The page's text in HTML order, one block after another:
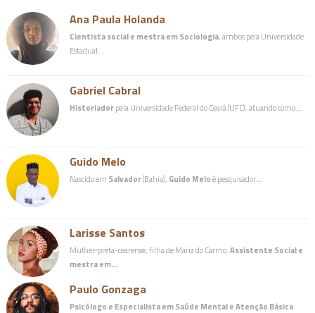
Ana Paula Holanda
Cientista social e mestra em Sociologia, ambos pela Universidade
Estadual…
Gabriel Cabral
Historiadorpela Universidade Federal do Ceará (UFC), atuando como…
Guido Melo
Nascido em Salvador(Bahia), Guido Meloé pesquisador…
Larisse Santos
Mulher-preta-cearense, filha de Maria do Carmo.Assistente Social e
mestra em…
Paulo Gonzaga
Psicólogo e Especialista em Saúde Mental e Atenção Básica